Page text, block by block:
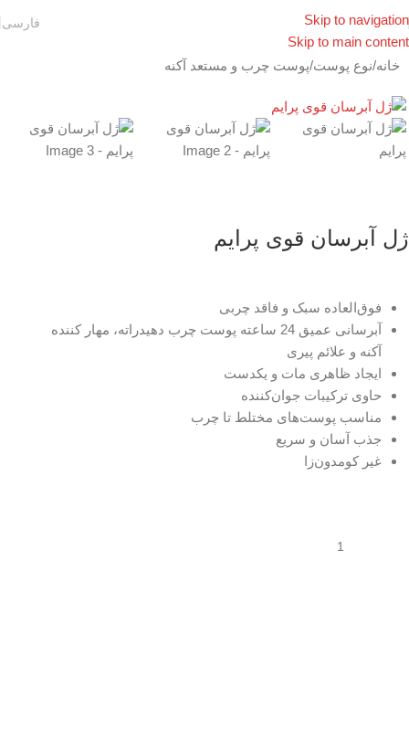
Skip to navigation
Skip to main content
فارسی
خانه/نوع پوست/پوست چرب و مستعد آکنه
ژل آبرسان قوی پرایم
فوق‌العاده سبک و فاقد چربی
آبرسانی عمیق 24 ساعته پوست چرب دهیدراته، مهار کننده
آکنه و علائم پیری
ایجاد ظاهری مات و یکدست
حاوی ترکیبات جوان‌کننده
مناسب پوست‌های مختلط تا چرب
جذب آسان و سریع
غیر کومدون‌زا